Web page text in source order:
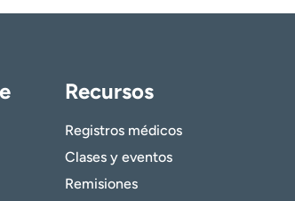
Recursos
Registros médicos
Clases y eventos
Remisiones